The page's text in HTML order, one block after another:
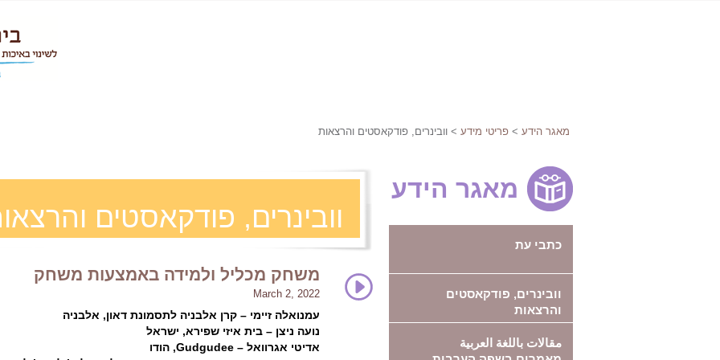
מאגר הידע > פריטי מידע > וובינרים, פודקאסטים והרצאות
וובינרים, פודקאסטים
משחק מכליל ולמידה באמצעות משחק
March 2, 2022
עמנואלה זיימי – קרן אלבניה לתסמונת דאון, אלבניה
נועה ניצן – בית איזי שפירא, ישראל
אדיטי אגרוואל – Gudgudee, הודו
מאגר הידע
כתבי עת
וובינרים, פודקאסטים
והרצאות
مقالات باللغة العربية